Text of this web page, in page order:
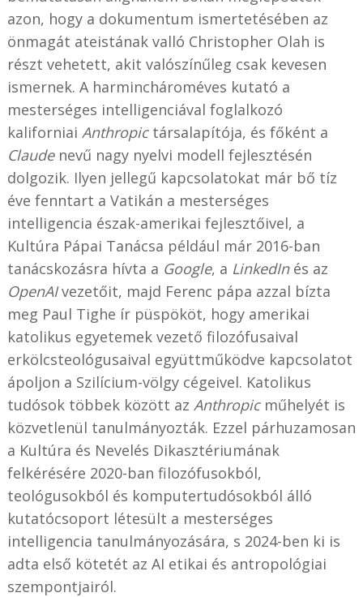
azon, hogy a dokumentum ismertetésében az
önmagát ateistának valló Christopher Olah is
részt vehetett, akit valószínűleg csak kevesen
ismernek. A harminchároméves kutató a
mesterséges intelligenciával foglalkozó
kaliforniai Anthropictársalapítója, és főként a
Claudenevű nagy nyelvi modell fejlesztésén
dolgozik. Ilyen jellegű kapcsolatokat már bő tíz
éve fenntart a Vatikán a mesterséges
intelligencia észak-amerikai fejlesztőivel, a
Kultúra Pápai Tanácsa például már 2016-ban
tanácskozásra hívta a Google, a LinkedInés az
OpenAIvezetőit, majd Ferenc pápa azzal bízta
meg Paul Tighe ír püspököt, hogy amerikai
katolikus egyetemek vezető filozófusaival
erkölcsteológusaival együttműködve kapcsolatot
ápoljon a Szilícium-völgy cégeivel. Katolikus
tudósok többek között az Anthropicműhelyét is
közvetlenül tanulmányozták. Ezzel párhuzamosan
a Kultúra és Nevelés Dikasztériumának
felkérésére 2020-ban filozófusokból,
teológusokból és komputertudósokból álló
kutatócsoport létesült a mesterséges
intelligencia tanulmányozására, s 2024-ben ki is
adta első kötetét az AI etikai és antropológiai
szempontjairól.